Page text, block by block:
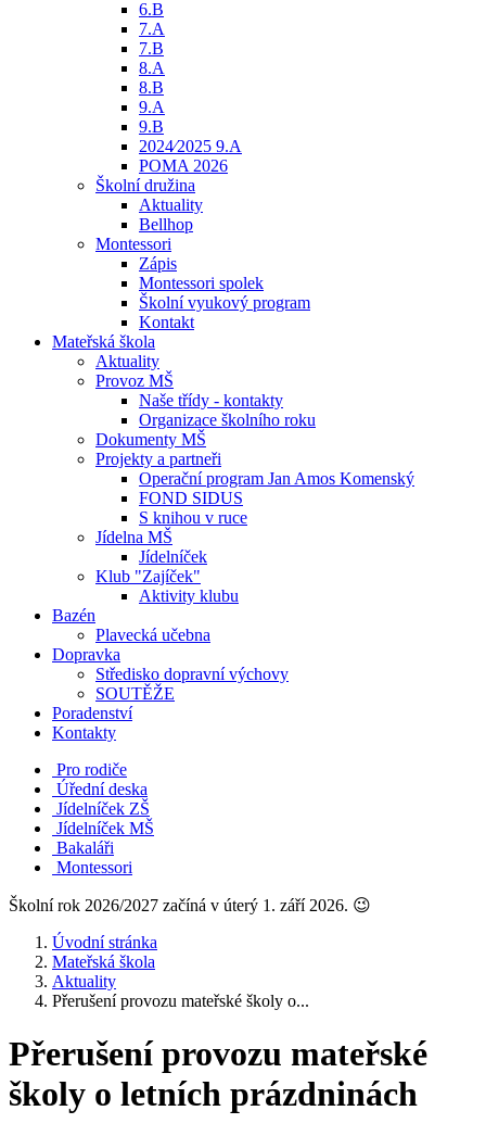
6.B
7.A
7.B
8.A
8.B
9.A
9.B
2024⁄2025 9.A
POMA 2026
Školní družina
Aktuality
Bellhop
Montessori
Zápis
Montessori spolek
Školní vyukový program
Kontakt
Mateřská škola
Aktuality
Provoz MŠ
Naše třídy - kontakty
Organizace školního roku
Dokumenty MŠ
Projekty a partneři
Operační program Jan Amos Komenský
FOND SIDUS
S knihou v ruce
Jídelna MŠ
Jídelníček
Klub "Zajíček"
Aktivity klubu
Bazén
Plavecká učebna
Dopravka
Středisko dopravní výchovy
SOUTĚŽE
Poradenství
Kontakty
Pro rodiče
Úřední deska
Jídelníček ZŠ
Jídelníček MŠ
Bakaláři
Montessori
Školní rok 2026/2027 začíná v úterý 1. září 2026. 😉
Úvodní stránka
Mateřská škola
Aktuality
Přerušení provozu mateřské školy o...
Přerušení provozu mateřské
školy o letních prázdninách